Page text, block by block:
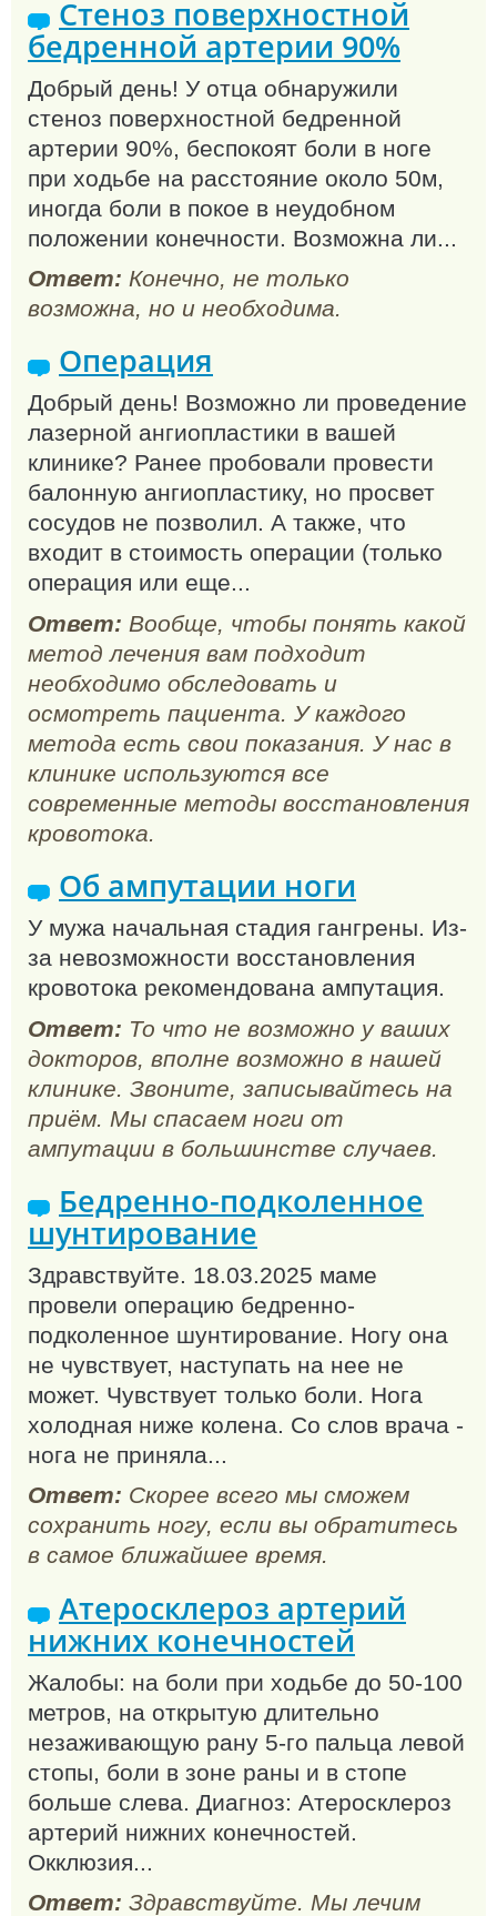
Стеноз поверхностной
бедренной артерии 90%
Добрый день! У отца обнаружили
стеноз поверхностной бедренной
артерии 90%, беспокоят боли в ноге
при ходьбе на расстояние около 50м,
иногда боли в покое в неудобном
положении конечности. Возможна ли...
Ответ: Конечно, не только
возможна, но и необходима.
Операция
Добрый день! Возможно ли проведение
лазерной ангиопластики в вашей
клинике? Ранее пробовали провести
балонную ангиопластику, но просвет
сосудов не позволил. А также, что
входит в стоимость операции (только
операция или еще...
Ответ: Вообще, чтобы понять какой
метод лечения вам подходит
необходимо обследовать и
осмотреть пациента. У каждого
метода есть свои показания. У нас в
клинике используются все
современные методы восстановления
кровотока.
Об ампутации ноги
У мужа начальная стадия гангрены. Из-
за невозможности восстановления
кровотока рекомендована ампутация.
Ответ: То что не возможно у ваших
докторов, вполне возможно в нашей
клинике. Звоните, записывайтесь на
приём. Мы спасаем ноги от
ампутации в большинстве случаев.
Бедренно-подколенное
шунтирование
Здравствуйте. 18.03.2025 маме
провели операцию бедренно-
подколенное шунтирование. Ногу она
не чувствует, наступать на нее не
может. Чувствует только боли. Нога
холодная ниже колена. Со слов врача -
нога не приняла...
Ответ: Скорее всего мы сможем
сохранить ногу, если вы обратитесь
в самое ближайшее время.
Атеросклероз артерий
нижних конечностей
Жалобы: на боли при ходьбе до 50-100
метров, на открытую длительно
незаживающую рану 5-го пальца левой
стопы, боли в зоне раны и в стопе
больше слева. Диагноз: Атеросклероз
артерий нижних конечностей.
Окклюзия...
Ответ: Здравствуйте. Мы лечим